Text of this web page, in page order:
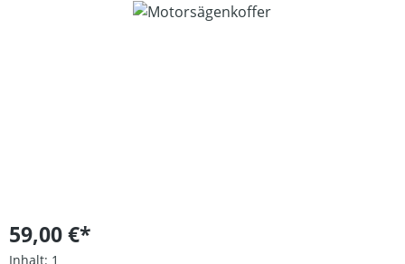
Bildergalerie überspringen
59,00 €*
Inhalt: 1